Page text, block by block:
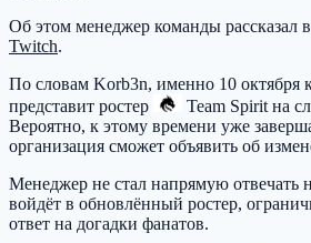
Об этом менеджер команды рассказал
Twitch.
По словам Korb3n, именно 10 октября
представит ростер
Team Spiritна
Вероятно, к этому времени уже
организация сможет объявить об
Менеджер не стал напрямую отвечать
войдёт в обновлённый ростер,
ответ на догадки фанатов.